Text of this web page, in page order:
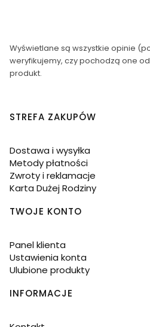
Wyświetlane są wszystkie opinie
weryfikujemy, czy pochodzą one
produkt.
Linki w stopce
STREFA ZAKUPÓW
Dostawa i wysyłka
Metody płatności
Zwroty i reklamacje
Karta Dużej Rodziny
TWOJE KONTO
Panel klienta
Ustawienia konta
Ulubione produkty
INFORMACJE